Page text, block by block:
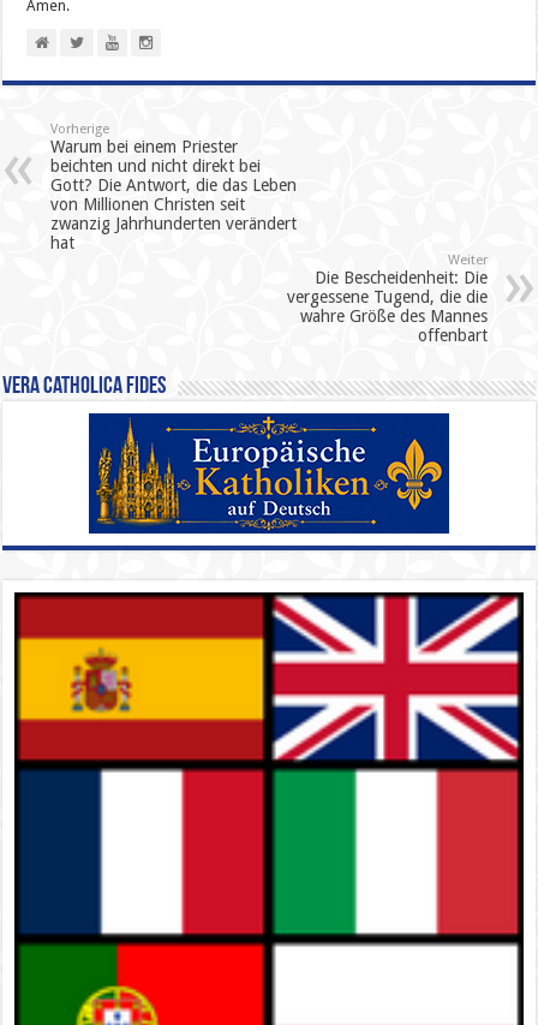
Amen.
Vorherige
Warum bei einem Priester
beichten und nicht direkt bei
Gott? Die Antwort, die das Leben
von Millionen Christen seit
zwanzig Jahrhunderten verändert
hat
Weiter
Die Bescheidenheit: Die
vergessene Tugend, die die
wahre Größe des Mannes
offenbart
Vera Catholica Fides